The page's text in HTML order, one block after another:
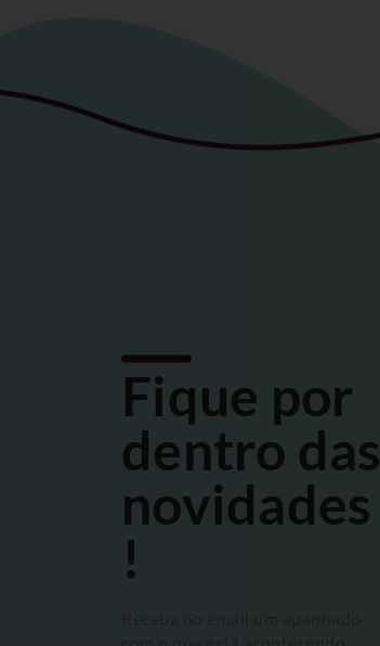
Fique por
dentro das
novidades
!